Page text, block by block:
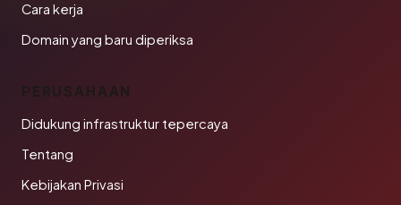
Cara kerja
Domain yang baru diperiksa
PERUSAHAAN
Didukung infrastruktur tepercaya
Tentang
Kebijakan Privasi